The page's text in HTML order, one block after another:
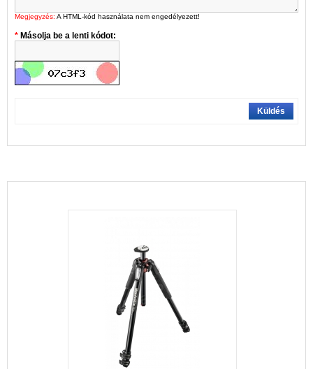
Megjegyzés: A HTML-kód használata nem engedélyezett!
Másolja be a lenti kódot:
Küldés